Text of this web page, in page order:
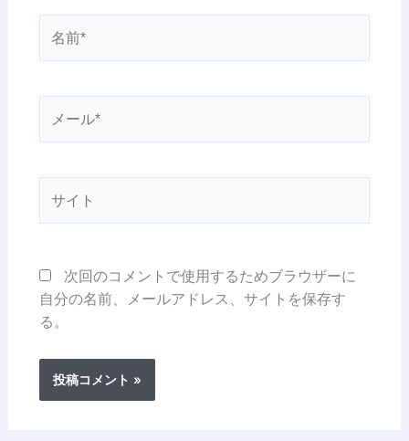
*
次回のコメントで使用するためブラウザーに
自分の名前、メールアドレス、サイトを保存す
る。